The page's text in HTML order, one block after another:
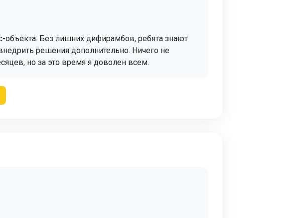
объекта. Без лишних дифирамбов, ребята знают
решения дополнительно. Ничего не
но за это время я доволен всем.